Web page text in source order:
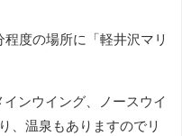
度の場所に「軽井沢マリ
インウイング、ノースウイ
、温泉もありますのでリ